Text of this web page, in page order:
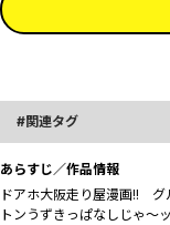
関連タグ
あらすじ／作品情報
ドアホ大阪走り屋漫画!!
トンうずきっぱなしじゃ～